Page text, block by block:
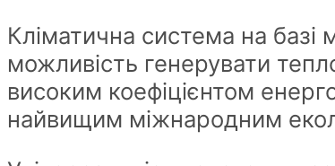
Кліматична система на базі
можливість генерувати
високим коефіцієнтом
найвищим міжнародним